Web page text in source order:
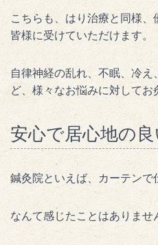
こちらも、はり治療と同様
皆様に受けていただけます。
自律神経の乱れ、不眠、冷
ど、様々なお悩みに対してお
安心で居心地の
鍼灸院といえば、カーテンで
なんて感じたことはありませ